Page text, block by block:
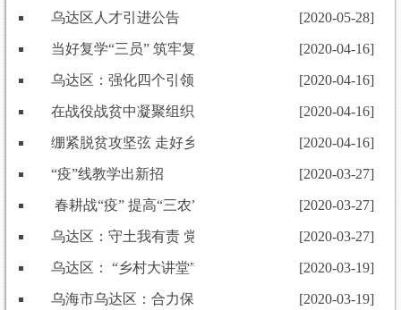
乌达区人才引进公告 [2020-05-28]
当好复学“三员” 筑牢复课“安全线” [2020-04-16]
乌达区：强化四个引领 决战决胜脱贫攻坚[2020-04-16]
在战役战贫中凝聚组织合力 [2020-04-16]
绷紧脱贫攻坚弦 走好乡村振兴路 [2020-04-16]
“疫”线教学出新招 [2020-03-27]
春耕战“疫” 提高“三农”“免疫力” [2020-03-27]
乌达区：守土我有责 党员展担当 [2020-03-27]
乌达区： “乡村大讲堂”掌上“传经送宝” 决战脱贫攻坚
[2020-03-19]
乌海市乌达区：合力保障产业工人稳定就业[2020-03-19]